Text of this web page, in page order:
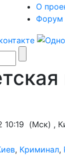
О
Форум
10:19 (Мск) ,
, Криминал,